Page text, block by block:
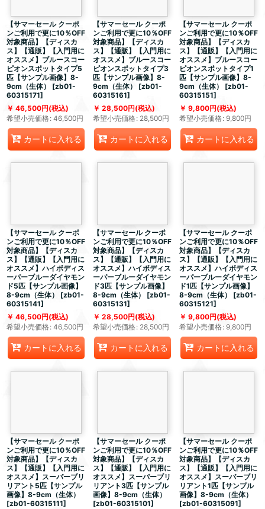
【サマーセール クーポ
ンご利用で更に10％OFF
対象商品】【ディスカ
ス】【通販】【入門用に
オススメ】ブルースコー
ピオンスポットタイプ5
匹【サンプル画像】8-
9cm（生体）
[zb01-
60315171]
46,500円(税込)
希望小売価格: 46,500円
カートに入れる
【サマーセール クーポ
ンご利用で更に10％OFF
対象商品】【ディスカ
ス】【通販】【入門用に
オススメ】ブルースコー
ピオンスポットタイプ3
匹【サンプル画像】8-
9cm（生体）
[zb01-
60315161]
28,500円(税込)
希望小売価格: 28,500円
カートに入れる
【サマーセール クーポ
ンご利用で更に10％OFF
対象商品】【ディスカ
ス】【通販】【入門用に
オススメ】ブルースコー
ピオンスポットタイプ1
匹【サンプル画像】8-
9cm（生体）
[zb01-
60315151]
9,800円(税込)
希望小売価格: 9,800円
カートに入れる
【サマーセール クーポ
ンご利用で更に10％OFF
対象商品】【ディスカ
ス】【通販】【入門用に
オススメ】ハイボディス
ーパーブルーダイヤモン
ド5匹【サンプル画像】
8-9cm（生体）
[zb01-
60315141]
46,500円(税込)
希望小売価格: 46,500円
カートに入れる
【サマーセール クーポ
ンご利用で更に10％OFF
対象商品】【ディスカ
ス】【通販】【入門用に
オススメ】ハイボディス
ーパーブルーダイヤモン
ド3匹【サンプル画像】
8-9cm（生体）
[zb01-
60315131]
28,500円(税込)
希望小売価格: 28,500円
カートに入れる
【サマーセール クーポ
ンご利用で更に10％OFF
対象商品】【ディスカ
ス】【通販】【入門用に
オススメ】ハイボディス
ーパーブルーダイヤモン
ド1匹【サンプル画像】
8-9cm（生体）
[zb01-
60315121]
9,800円(税込)
希望小売価格: 9,800円
カートに入れる
【サマーセール クーポ
ンご利用で更に10％OFF
対象商品】【ディスカ
ス】【通販】【入門用に
オススメ】スーパーブリ
リアント5匹【サンプル
画像】8-9cm（生体）
[zb01-60315111]
【サマーセール クーポ
ンご利用で更に10％OFF
対象商品】【ディスカ
ス】【通販】【入門用に
オススメ】スーパーブリ
リアント3匹【サンプル
画像】8-9cm（生体）
[zb01-60315101]
【サマーセール クーポ
ンご利用で更に10％OFF
対象商品】【ディスカ
ス】【通販】【入門用に
オススメ】スーパーブリ
リアント1匹【サンプル
画像】8-9cm（生体）
[zb01-60315091]